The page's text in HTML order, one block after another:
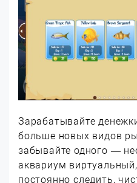
Зарабатывайте
больше новых видов
забывайте одного —
аквариум
постоянно следить,